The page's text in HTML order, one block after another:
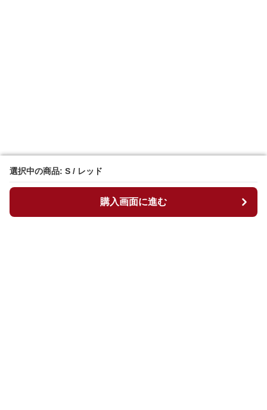
選択中の商品: S / レッド
購入画面に進む
選択中の商品: S / レッド
購入画面に進む